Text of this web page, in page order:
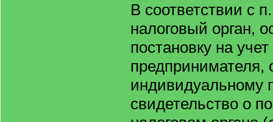
В соответствии с
налоговый орган,
постановку на
предпринимателя,
индивидуальному
свидетельство о